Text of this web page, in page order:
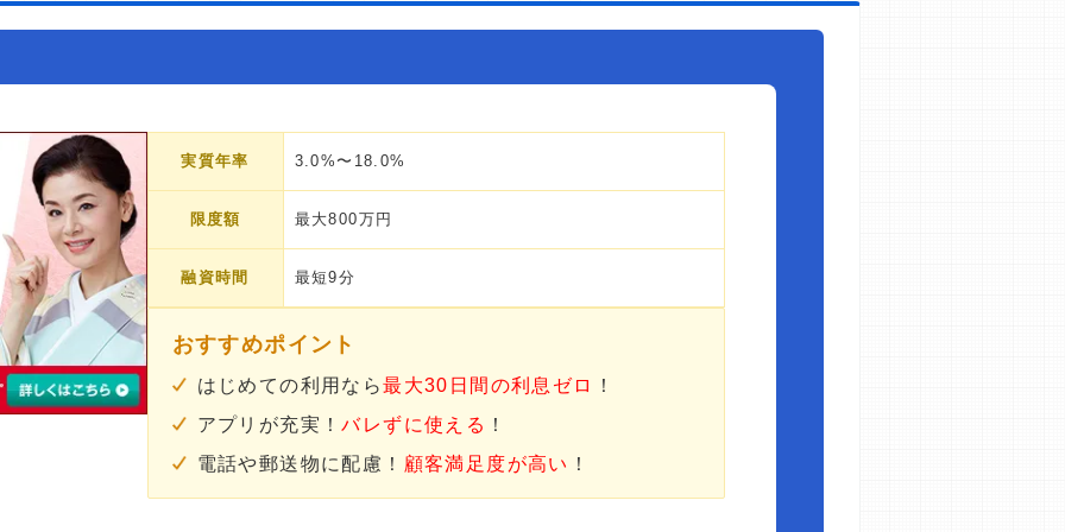
実質年率 3.0%〜18.0%
限度額 最大800万円
融資時間 最短9分
おすすめポイント
はじめての利用なら最大30日間の利息ゼロ
！
アプリが充実！バレずに使える ！
電話や郵送物に配慮！ 顧客満足度が高い ！